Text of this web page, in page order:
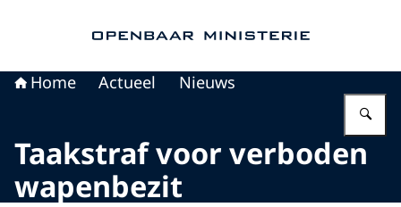
Home Actueel Nieuws
Taakstraf voor verboden
wapenbezit